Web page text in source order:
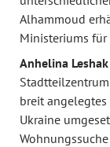
Alhammoud
Ministeriums
Anhelina Leshak
Stadtteilzentrum
breit
Ukraine